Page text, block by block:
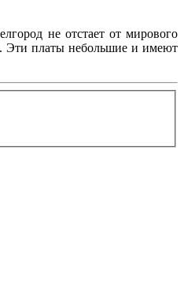
не отстает от мирового
Эти платы небольшие и имеют